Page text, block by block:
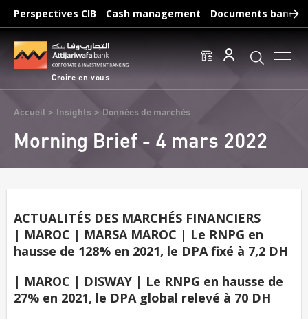
Aller
contenu
principal
Perspectives CIB Cash management Documents
Croire en vous
Fil
d'Ariane
Accueil Insights Données de marchés
Morning Brief - 4 mars 2022
ACTUALITÉS DES MARCHÉS FINANCIERS
| MAROC | MARSA MAROC | Le RNPG en
hausse de 128% en 2021, le DPA fixé à 7,2 DH
| MAROC | DISWAY | Le RNPG en hausse de
27% en 2021, le DPA global relevé à 70 DH
Recherches fréquentes :
Accéder aux comptes Effectuer un virement
Éditer un RIB